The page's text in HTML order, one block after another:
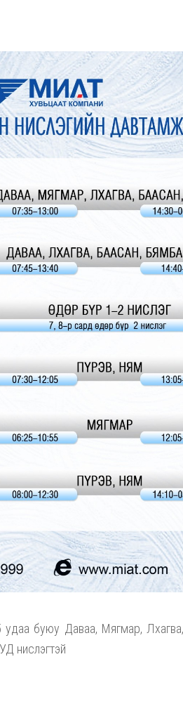
буюу Даваа, Мягмар,
нислэгтэй